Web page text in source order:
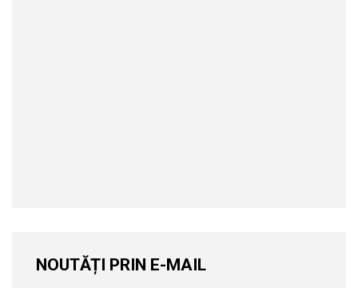
NOUTĂȚI PRIN E-MAIL